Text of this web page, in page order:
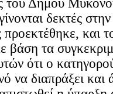
του Δήμου
δεκτές
και
βάση τα
ότι ο
να διαπράξει